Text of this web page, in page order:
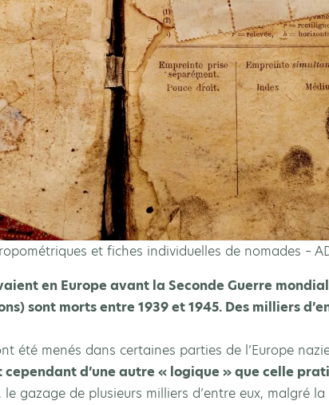
et fiches individuelles de nomades –
en Europe avant la Seconde Guerre
sont morts entre 1939 et 1945. Des milliers
été menés dans certaines parties de l’Europe
d’une autre « logique » que celle
gazage de plusieurs milliers d’entre eux, malgré